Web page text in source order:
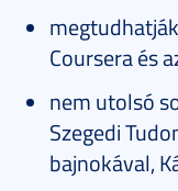
Coursera és
nem utolsó
Szegedi
bajnokával,